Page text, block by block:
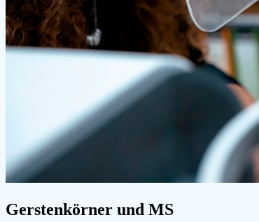
Gerstenkörner und MS